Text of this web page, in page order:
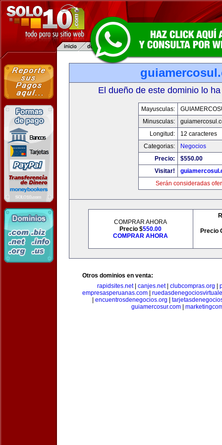
El dueño de este dominio lo
Mayusculas:
Minusculas:
Longitud:
12 caracteres
Categorias:
Negocios
Precio:
$550.00
Visitar!
Serán consideradas
COMPRAR AHORA
Precio $550.00
COMPRAR AHORA
Precio
Otros dominios en venta:
rapidsites.net| canjes.net| clubcompras.org
empresasperuanas.com
encuentrosdenegocios.org
guiamercosur.com